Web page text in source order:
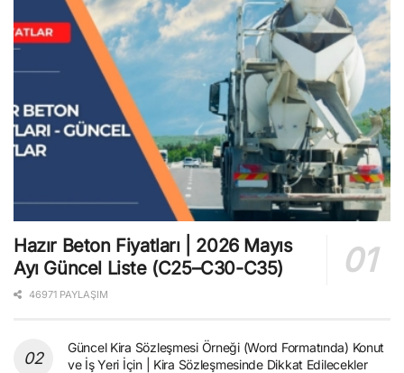
Hazır Beton Fiyatları | 2026 Mayıs
Ayı Güncel Liste (C25–C30-C35)
46971 PAYLAŞIM
Güncel Kira Sözleşmesi Örneği (Word Formatında) Konut
ve İş Yeri İçin | Kira Sözleşmesinde Dikkat Edilecekler